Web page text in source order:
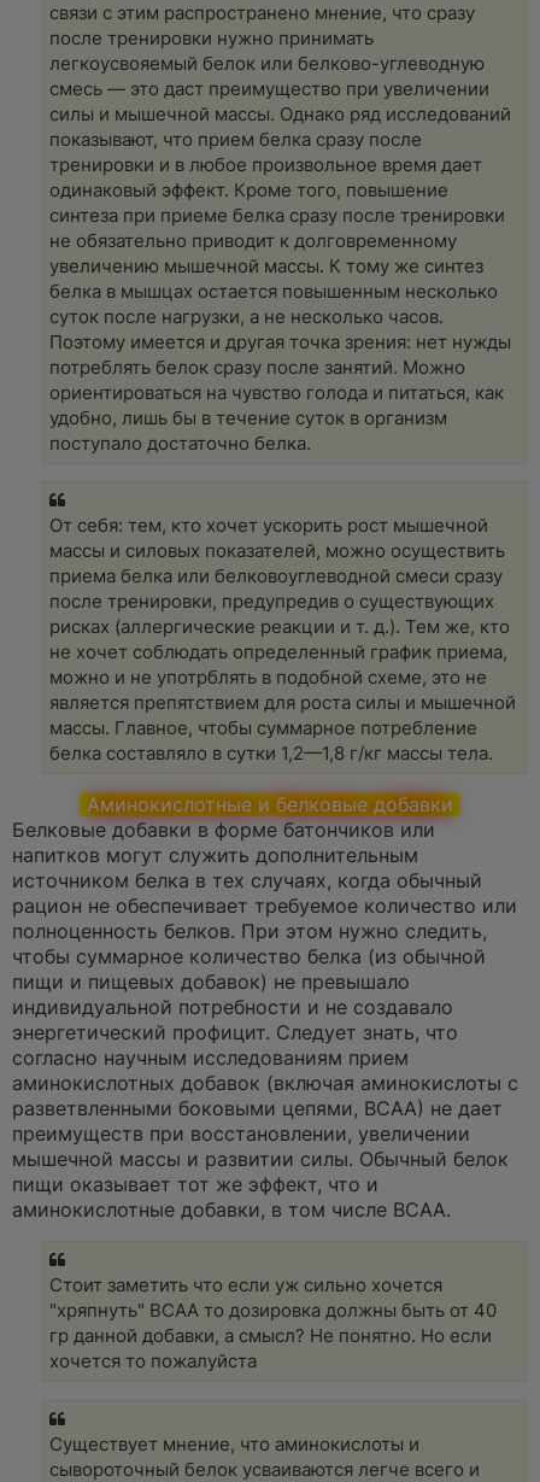
связи с этим распространено мнение, что сразу
после тренировки нужно принимать
легкоусвояемый белок или белково-углеводную
смесь — это даст преимущество при увеличении
силы и мышечной массы. Однако ряд исследований
показывают, что прием белка сразу после
тренировки и в любое произвольное время дает
одинаковый эффект. Кроме того, повышение
синтеза при приеме белка сразу после тренировки
не обязательно приводит к долговременному
увеличению мышечной массы. К тому же синтез
белка в мышцах остается повышенным несколько
суток после нагрузки, а не несколько часов.
Поэтому имеется и другая точка зрения: нет нужды
потреблять белок сразу после занятий. Можно
ориентироваться на чувство голода и питаться, как
удобно, лишь бы в течение суток в организм
поступало достаточно белка.
От себя: тем, кто хочет ускорить рост мышечной
массы и силовых показателей, можно осуществить
приема белка или белковоуглеводной смеси сразу
после тренировки, предупредив о существующих
рисках (аллергические реакции и т. д.). Тем же, кто
не хочет соблюдать определенный график приема,
можно и не употрблять в подобной схеме, это не
является препятствием для роста силы и мышечной
массы. Главное, чтобы суммарное потребление
белка составляло в сутки 1,2—1,8 г/кг массы тела.
Аминокислотные и белковые добавки
Белковые добавки в форме батончиков или
напитков могут служить дополнительным
источником белка в тех случаях, когда обычный
рацион не обеспечивает требуемое количество или
полноценность белков. При этом нужно следить,
чтобы суммарное количество белка (из обычной
пищи и пищевых добавок) не превышало
индивидуальной потребности и не создавало
энергетический профицит. Следует знать, что
согласно научным исследованиям прием
аминокислотных добавок (включая аминокислоты с
разветвленными боковыми цепями, ВСАА) не дает
преимуществ при восстановлении, увеличении
мышечной массы и развитии силы. Обычный белок
пищи оказывает тот же эффект, что и
аминокислотные добавки, в том числе ВСАА.
Стоит заметить что если уж сильно хочется
"хряпнуть" BCAA то дозировка должны быть от 40
гр данной добавки, а смысл? Не понятно. Но если
хочется то пожалуйста
Существует мнение, что аминокислоты и
сывороточный белок усваиваются легче всего и